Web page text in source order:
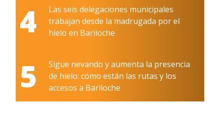
4
Las seis delegaciones municipales
trabajan desde la madrugada por el
hielo en Bariloche
5
Sigue nevando y aumenta la presencia
de hielo: cómo están las rutas y los
accesos a Bariloche